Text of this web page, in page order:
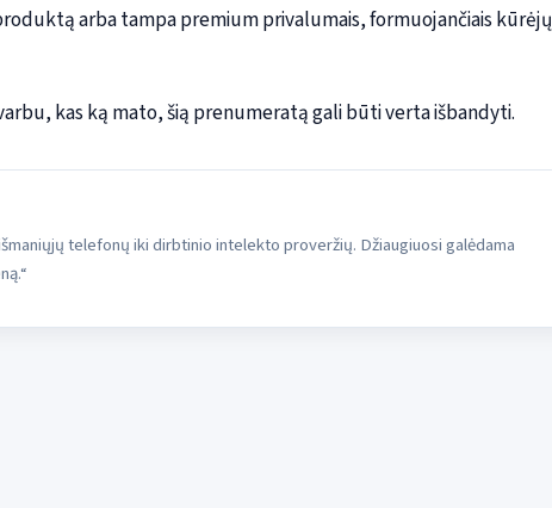
arba tampa premium privalumais, formuojančiais kūrėjų
kas ką mato, šią prenumeratą gali būti verta išbandyti.
telefonų iki dirbtinio intelekto proveržių. Džiaugiuosi galėdama